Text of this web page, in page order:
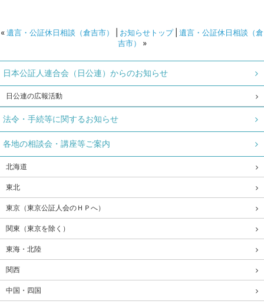
«遺言・公証休日相談（倉吉市） お知らせトップ| 遺言・公証休日相談（倉
吉市）
»
日本公証人連合会（日公連）からのお知らせ
日公連の広報活動
法令・手続等に関するお知らせ
各地の相談会・講座等ご案内
北海道
東北
東京（東京公証人会のＨＰへ）
関東（東京を除く）
東海・北陸
関西
中国・四国